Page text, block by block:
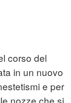
corso del
in un nuovo
e per